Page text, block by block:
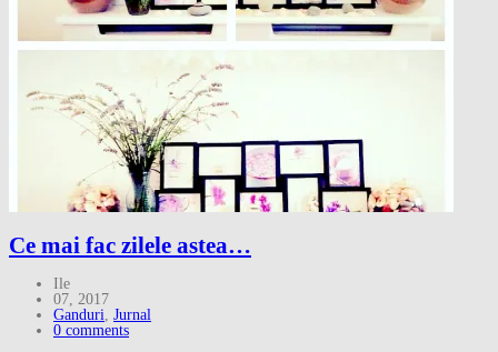
Ce mai fac zilele astea…
Ile
07, 2017
Ganduri, Jurnal
0 comments